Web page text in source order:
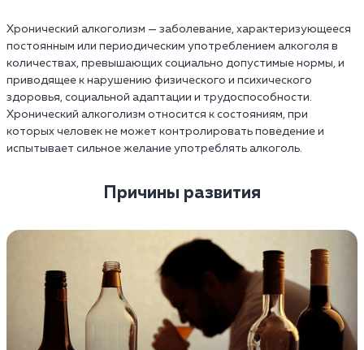
Хронический алкоголизм — заболевание, характеризующееся
постоянным или периодическим употреблением алкоголя в
количествах, превышающих социально допустимые нормы, и
приводящее к нарушению физического и психического
здоровья, социальной адаптации и трудоспособности.
Хронический алкоголизм относится к состояниям, при
которых человек не может контролировать поведение и
испытывает сильное желание употреблять алкоголь.
Причины развития